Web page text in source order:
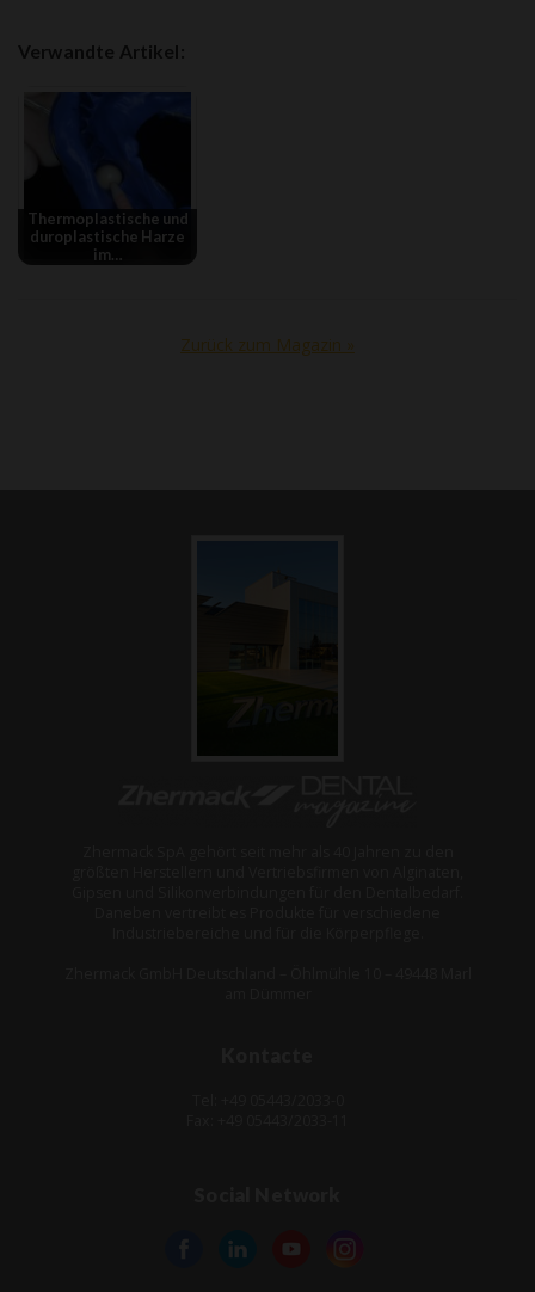
Verwandte Artikel:
Thermoplastische und
duroplastische Harze
im…
Zurück zum Magazin »